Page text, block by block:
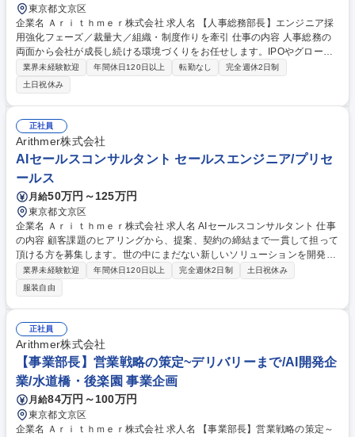
東京都文京区
企業名 Ａｒｉｔｈｍｅｒ株式会社 求人名 【人事総務部長】エンジニア採
用強化フェーズ／裁量大／組織・制度作りを牽引 仕事の内容 人事総務の
両面から会社が成長し続ける環境づくりをお任せします。IPOやグローバ
ル展開に向けて、経営と一体となり人と制度を作れるポジションです。一
緒に夢を持って取り組んでいただける方をお待ちしています。 【詳細】■
人事業務：採用戦略策定実行、人事制度構築・運用、労務管理 ■総務業
務：ファシリティマネジメント、リスク・コンプライアンス委員会運営、I
SMS/PMS委員会運営、リスクマネジメント（防火・防災、安否確認）、
社内行事企画・運営 ■組織マネジメント(数名) 【期待】人材紹介やスカウ
トサービスを活用し、エンジニア採用などの中途採用に注力いただくこ
と、その他総務領域での社内推進や部門マネジメントに期待。 募集職種
【人事総務部長】エンジニア採用強化フェーズ／裁量大／組織・制度作り
を牽引
業界未経験歓迎 年間休日120日以上 転勤なし
完全週休2日制
土日祝休み
正社員
Arithmer株式会社
AIセールスコンサルタント セールスエンジニア/プリセ
ールス
月給50万円～125万円
東京都文京区
企業名 Ａｒｉｔｈｍｅｒ株式会社 求人名 AIセールスコンサルタント 仕事
の内容 顧客課題のヒアリングから、提案、契約の締結まで一貫して担って
頂ける方を募集します。世の中にまだない新しいソリューションを開発
し、市場にインパクトのあるビジネスを作りあげることができるポジショ
ンです。 顧客の真の課題と向き合い、最適なソリューションをエンジニア
と協力して生み出していく仕事です。【詳細】■ユーザから課題のヒアリ
ング■ヒアリングに基づいた最適なソリューションの検討■エンジニアと仕
様の検討、提案書の作成■各種契約の交渉、取り交わし※技術的な説明が
必要な商談には、エンジニアが同席します。当社のエンジニアの技術を用
いて、社会課題解決の手段を生み出すことがミッションになります。 募集
職種 AIセールスコンサルタント
業界未経験歓迎 年間休日120日以上 完全週休2日制
土日祝休み
服装自由
正社員
Arithmer株式会社
【事業部長】営業戦略の策定~デリバリーまで/AI開発企
業/水道橋・後楽園 事業企画
月給84万円～100万円
東京都文京区
企業名 Ａｒｉｔｈｍｅｒ株式会社 求人名 【事業部長】営業戦略の策定～